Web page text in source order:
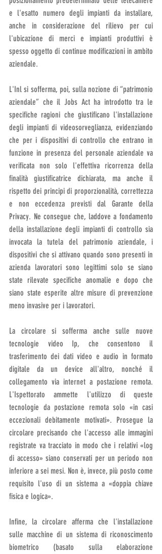
e l'esatto numero degli impianti da installare,
anche in considerazione del rilievo per cui
l'ubicazione di merci e impianti produttivi è
spesso oggetto di continue modificazioni in ambito
aziendale.
L'Inl si sofferma, poi, sulla nozione di “patrimonio
aziendale” che il Jobs Act ha introdotto tra le
specifiche ragioni che giustificano l'installazione
degli impianti di videosorveglianza, evidenziando
che per i dispositivi di controllo che entrano in
funzione in presenza del personale aziendale va
verificata non solo l'effettiva ricorrenza della
finalità giustificatrice dichiarata, ma anche il
rispetto dei principi di proporzionalità, correttezza
e non eccedenza previsti dal Garante della
Privacy. Ne consegue che, laddove a fondamento
della installazione degli impianti di controllo sia
invocata la tutela del patrimonio aziendale, i
dispositivi che si attivano quando sono presenti in
azienda lavoratori sono legittimi solo se siano
state rilevate specifiche anomalie e dopo che
siano state esperite altre misure di prevenzione
meno invasive per i lavoratori.
La circolare si sofferma anche sulle nuove
tecnologie video Ip, che consentono il
trasferimento dei dati video e audio in formato
digitale da un device all'altro, nonché il
collegamento via internet a postazione remota.
L'Ispettorato ammette l'utilizzo di queste
tecnologie da postazione remota solo «in casi
eccezionali debitamente motivati». Prosegue la
circolare precisando che l'accesso alle immagini
registrate va tracciato in modo che i relativi «log
di accesso» siano conservati per un periodo non
inferiore a sei mesi. Non è, invece, più posto come
requisito l'uso di un sistema a «doppia chiave
fisica e logica».
Infine, la circolare afferma che l'installazione
sulle macchine di un sistema di riconoscimento
biometrico (basato sulla elaborazione